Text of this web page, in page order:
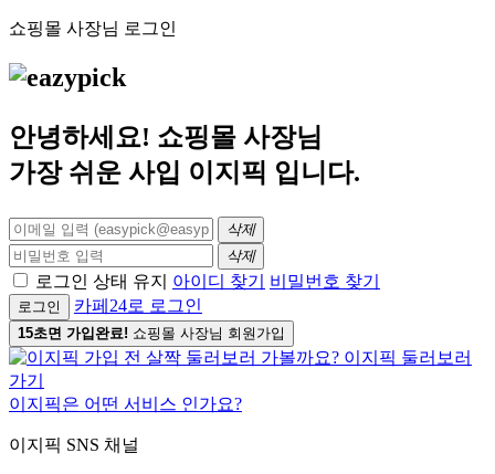
쇼핑몰 사장님 로그인
안녕하세요! 쇼핑몰 사장님
가장 쉬운 사입 이지픽 입니다.
삭제
삭제
로그인 상태 유지 아이디 찾기 비밀번호 찾기
로그인 카페24로 로그인
15초면 가입완료! 쇼핑몰 사장님 회원가입
이지픽은 어떤 서비스 인가요?
이지픽 SNS 채널